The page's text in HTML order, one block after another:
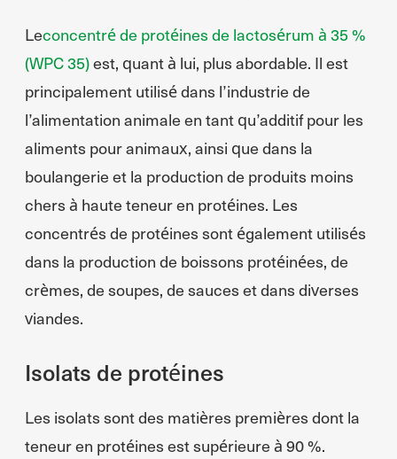
Leconcentré de protéines de lactosérum à 35 %
(WPC 35)est, quant à lui, plus abordable. Il est
principalement utilisé dans l’industrie de
l’alimentation animale en tant qu’additif pour les
aliments pour animaux, ainsi que dans la
boulangerie et la production de produits moins
chers à haute teneur en protéines. Les
concentrés de protéines sont également utilisés
dans la production de boissons protéinées, de
crèmes, de soupes, de sauces et dans diverses
viandes.
Isolats de protéines
Les isolats sont des matières premières dont la
teneur en protéines est supérieure à 90 %.